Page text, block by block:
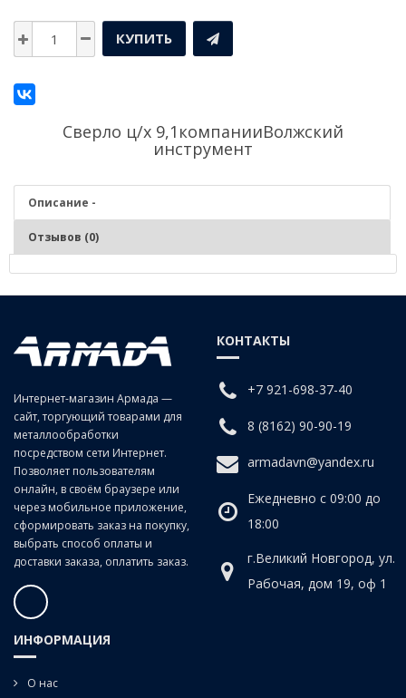
КУПИТЬ
Сверло ц/х 9,1компанииВолжский
инструмент
Описание -
Отзывов (0)
Серия:
Средняя
Материал:
Класс точности:
B (продольно-винтовой прокат)
Угол наклона спирали:
Интернет-магазин Армада —
сайт, торгующий товарами для
металлообработки
посредством сети Интернет.
Позволяет пользователям
онлайн, в своём браузере или
через мобильное приложение,
сформировать заказ на покупку,
выбрать способ оплаты и
доставки заказа, оплатить заказ.
КОНТАКТЫ
+7 921-698-37-40
8 (8162) 90-90-19
armadavn@yandex.ru
Ежедневно с 09:00 до
18:00
г.Великий Новгород, ул.
Рабочая, дом 19, оф 1
ИНФОРМАЦИЯ
О нас